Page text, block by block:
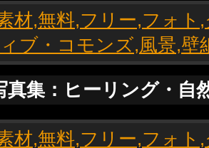
真集：ヒーリング・自